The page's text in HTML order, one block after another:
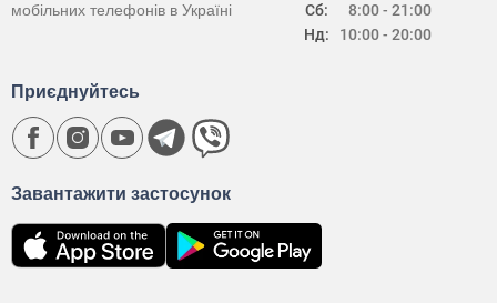
Сб:
Нд:
8:00 - 21:00
10:00 - 20:00
мобільних телефонів в Україні
Завантажити застосунок
Приєднуйтесь